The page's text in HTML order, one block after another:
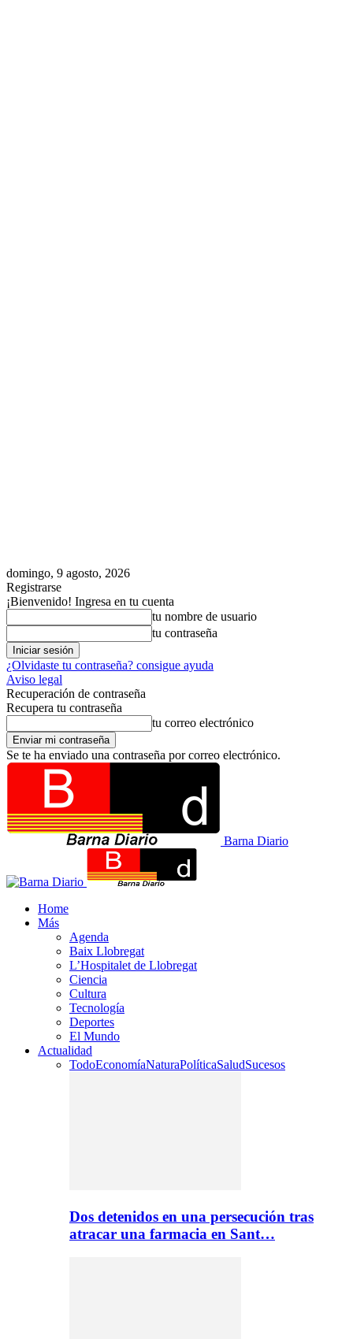
domingo, 9 agosto, 2026
Registrarse
¡Bienvenido! Ingresa en tu cuenta
tu nombre de usuario
tu contraseña
¿Olvidaste tu contraseña? consigue ayuda
Aviso legal
Recuperación de contraseña
Recupera tu contraseña
tu correo electrónico
Se te ha enviado una contraseña por correo electrónico.
Barna Diario
Home
Más
Agenda
Baix Llobregat
L’Hospitalet de Llobregat
Ciencia
Cultura
Tecnología
Deportes
El Mundo
Actualidad
TodoEconomíaNaturaPolíticaSaludSucesos
Dos detenidos en una persecución tras
atracar una farmacia en Sant…